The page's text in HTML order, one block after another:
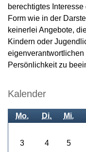
berechtigtes
Form wie in der
keinerlei Angebote,
Kindern oder
Persönlichkeit zu
Kalender
Mo. Di. Mi.
3
4 5